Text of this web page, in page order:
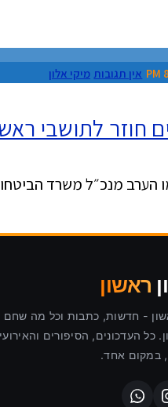
אין תגובות מיקי אלון
ראשון לציון: היום
הערב מנכ״ל משרד
ראשון
- חדשות, כתבות וכל מה שחם
כל העדכונים, הסיפורים
במקום אחד.